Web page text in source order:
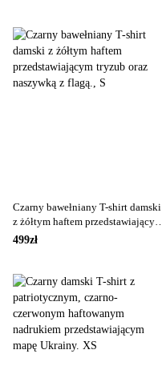
Czarny bawełniany T-shirt damski
z żółtym haftem przedstawiającym
tryzub oraz naszywką z flagą., S
499zł